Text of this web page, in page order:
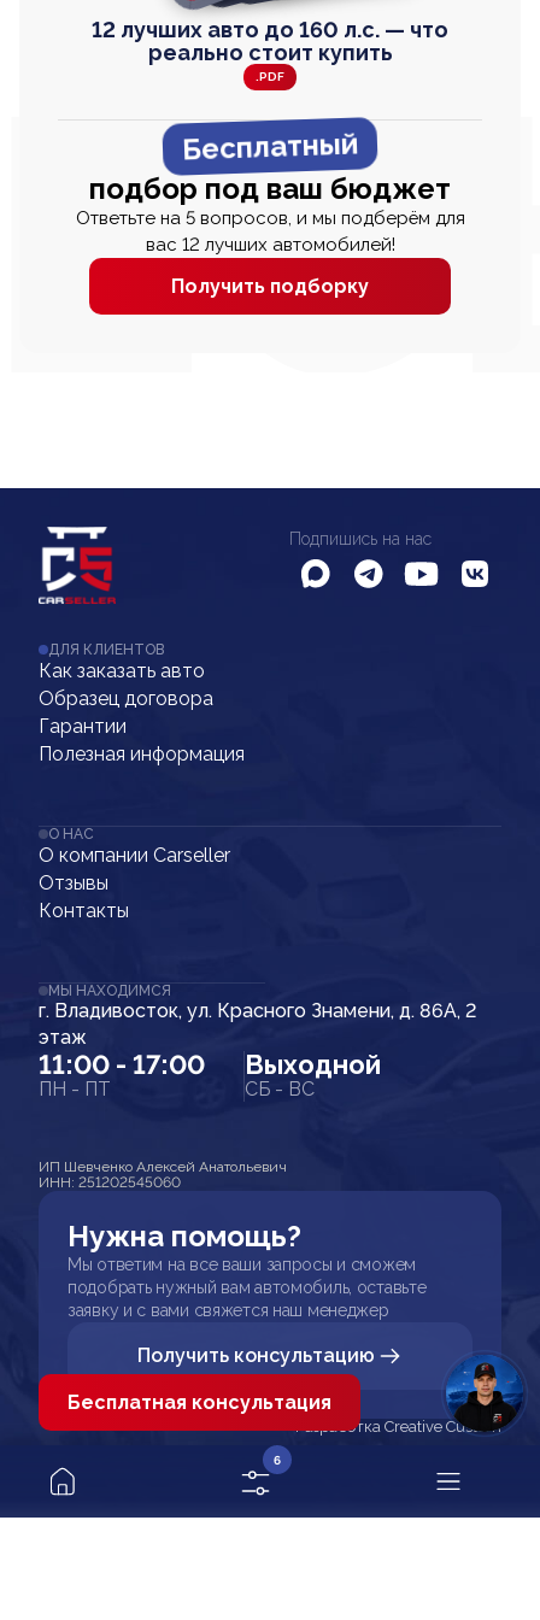
12 лучших авто до 160 л.с. — что
реально стоит купить
.PDF
Бесплатный
подбор под ваш бюджет
Ответьте на 5 вопросов, и мы подберём для
вас 12 лучших автомобилей!
Получить подборку
Подпишись на нас
ДЛЯ КЛИЕНТОВ
Как заказать авто
Образец договора
Гарантии
Полезная информация
О НАС
О компании Carseller
Отзывы
Контакты
МЫ НАХОДИМСЯ
г. Владивосток, ул. Красного Знамени, д. 86А, 2
этаж
11:00 - 17:00
ПН - ПТ
Выходной
СБ - ВС
ИП Шевченко Алексей Анатольевич
ИНН: 251202545060
Нужна помощь?
Мы ответим на все ваши запросы и сможем
подобрать нужный вам автомобиль, оставьте
заявку и с вами свяжется наш менеджер
Получить консультацию
Разработка Creative Custom
6
Бесплатная консультация